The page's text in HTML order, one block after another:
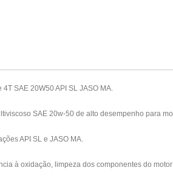
SAE 20W50 API SL JASO MA.
SAE 20w-50 de alto desempenho para
API SL e JASO MA.
à oxidação, limpeza dos componentes do